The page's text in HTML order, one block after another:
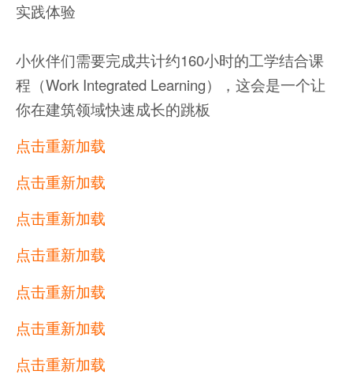
实践体验
小伙伴们需要完成共计约160小时的工学结合课
程（Work Integrated Learning），这会是一个让
你在建筑领域快速成长的跳板
点击重新加载
点击重新加载
点击重新加载
点击重新加载
点击重新加载
点击重新加载
点击重新加载